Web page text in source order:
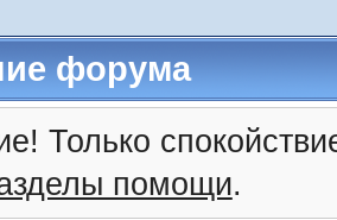
форума
Только
помощи.